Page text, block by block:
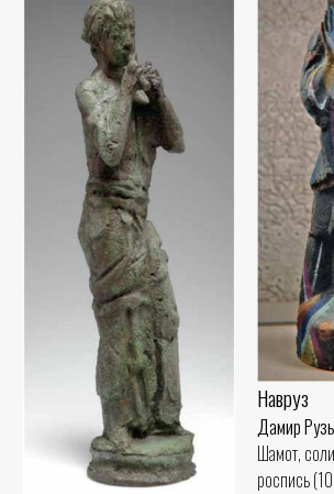
Навруз
Дамир
Шамот,
роспись